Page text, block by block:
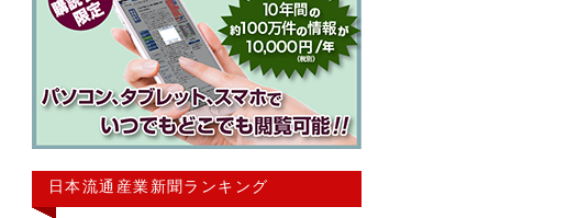
日本流通産業新聞ランキング